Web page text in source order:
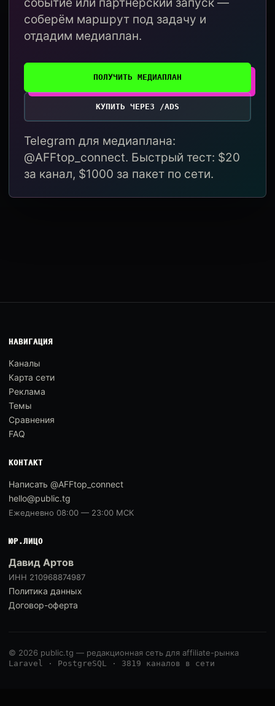
соберём маршрут под задачу и
отдадим медиаплан.
ПОЛУЧИТЬ МЕДИАПЛАН
КУПИТЬ ЧЕРЕЗ /ADS
Telegram для медиаплана:
@AFFtop_connect. Быстрый тест: $20
за канал, $1000 за пакет по сети.
НАВИГАЦИЯ
Каналы
Карта сети
Реклама
Темы
Сравнения
FAQ
КОНТАКТ
Написать @AFFtop_connect
hello@public.tg
Ежедневно 08:00 — 23:00 МСК
ЮР.ЛИЦО
Давид Артов
ИНН 210968874987
Политика данных
Договор-оферта
© 2026 public.tg — редакционная сеть для affiliate-рынка
Laravel · PostgreSQL · 3819 каналов в сети